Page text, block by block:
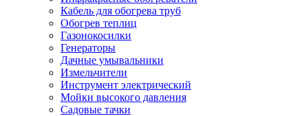
Кабель для обогрева труб
Обогрев теплиц
Газонокосилки
Генераторы
Дачные умывальники
Измельчители
Инструмент электрический
Мойки высокого давления
Садовые тачки